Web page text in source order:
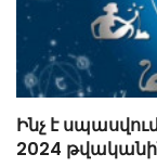
Ինչ է
2024